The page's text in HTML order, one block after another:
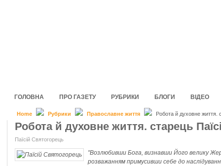
ГОЛОВНА ПРО ГАЗЕТУ РУБРИКИ БЛОГИ ВІДЕО
Home Рубрики Православне життя Робота й духовне життя.
Робота й духовне життя. старець
Паїсій Святогорець
"Возлюбивши Бога, визнавши Його велику
розважанням примусивши себе до